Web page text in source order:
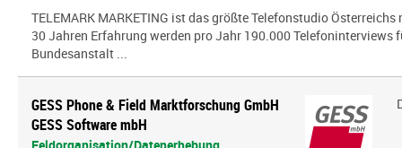
TELEMARK MARKETING ist das größte Telefonstudio
30 Jahren Erfahrung werden pro Jahr 190.000
Bundesanstalt ...
GESS Phone & Field Marktforschung GmbH
GESS Software mbH